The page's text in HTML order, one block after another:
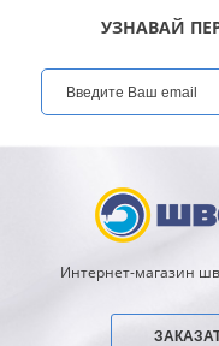
УЗНАВАЙ
Интернет-магазин